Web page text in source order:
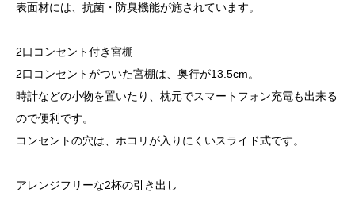
表面材には、抗菌・防臭機能が施されています。
2口コンセント付き宮棚
2口コンセントがついた宮棚は、奥行が13.5cm。
時計などの小物を置いたり、枕元でスマートフォン充電も出来る
ので便利です。
コンセントの穴は、ホコリが入りにくいスライド式です。
アレンジフリーな2杯の引き出し